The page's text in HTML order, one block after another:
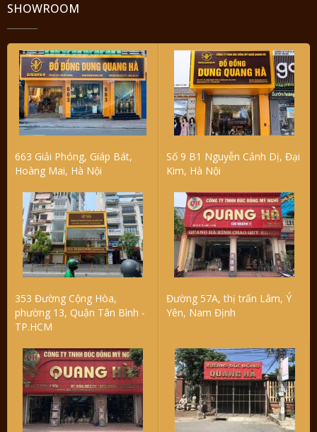
SHOWROOM
663 Giải Phóng, Giáp Bát,
Hoàng Mai, Hà Nội
Số 9 B1 Nguyễn Cảnh Dị, Đại
Kim, Hà Nội
353 Đường Cộng Hòa,
phường 13, Quận Tân Bình -
TP.HCM
Đường 57A, thị trấn Lâm, Ý
Yên, Nam Định